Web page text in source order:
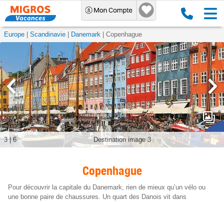
Europe Scandinavie Danemark Copenhague
Destination image 3
3| 6
Copenhague
Pour découvrir la capitale du Danemark, rien de mieux qu’un vélo ou
une bonne paire de chaussures. Un quart des Danois vit dans